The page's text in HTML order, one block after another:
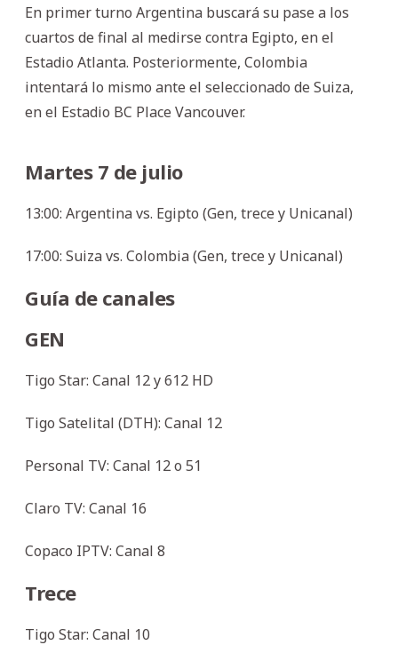
En primer turno Argentina buscará su pase a los
cuartos de final al medirse contra Egipto, en el
Estadio Atlanta. Posteriormente, Colombia
intentará lo mismo ante el seleccionado de Suiza,
en el Estadio BC Place Vancouver.
Martes 7 de julio
13:00: Argentina vs. Egipto (Gen, trece y Unicanal)
17:00: Suiza vs. Colombia (Gen, trece y Unicanal)
Guía de canales
GEN
Tigo Star: Canal 12 y 612 HD
Tigo Satelital (DTH): Canal 12
Personal TV: Canal 12 o 51
Claro TV: Canal 16
Copaco IPTV: Canal 8
Trece
Tigo Star: Canal 10